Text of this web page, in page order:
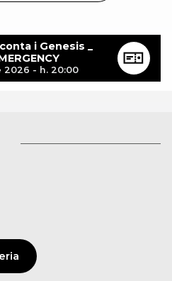
i Genesis _
2026 - h. 20:00